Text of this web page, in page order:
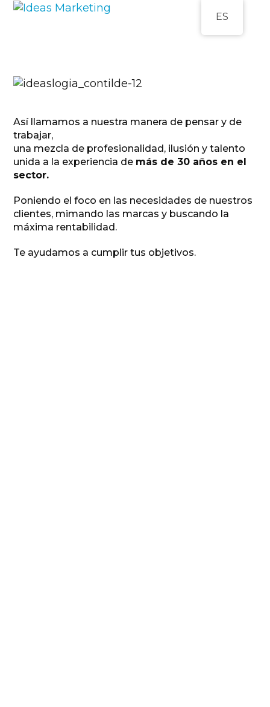
SkipOpen
Close
Así llamamos a nuestra manera de pensar y de
trabajar,
una mezcla de profesionalidad, ilusión y talento
unida a la experiencia de más de 30 años en el
sector.
Poniendo el foco en las necesidades de nuestros
clientes, mimando las marcas y buscando la
máxima rentabilidad.
Te ayudamos a cumplir tus objetivos.
ES